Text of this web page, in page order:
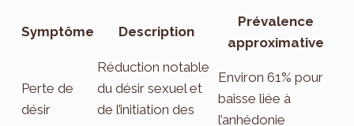
Symptôme Description
Prévalence
approximative
Perte de
désir
Réduction notable
du désir sexuel et
de l’initiation des
Environ 61% pour
baisse liée à
l’anhédonie